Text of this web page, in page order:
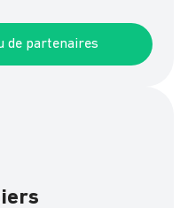
de partenaires